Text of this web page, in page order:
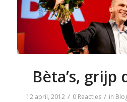
Bèta’s, grijp
12 april, 2012 / 0 Reacties / in